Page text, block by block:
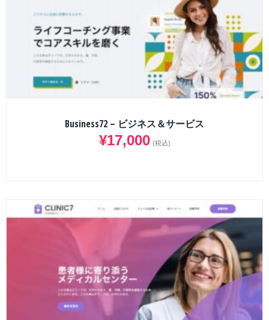
Business72 – ビジネス＆サービス
¥17,000 (税込)